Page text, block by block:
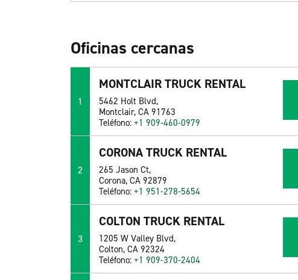
Oficinas cercanas
1
MONTCLAIR TRUCK RENTAL
5462 Holt Blvd,
Montclair, CA 91763
Teléfono:+1 909-460-0979
2
CORONA TRUCK RENTAL
265 Jason Ct,
Corona, CA 92879
Teléfono:+1 951-278-5654
3
COLTON TRUCK RENTAL
1205 W Valley Blvd,
Colton, CA 92324
Teléfono:+1 909-370-2404